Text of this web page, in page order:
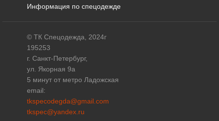
Информация по спецодежде
© ТК Спецодежда, 2024г
195253
г. Санкт-Петербург,
ул. Якорная 9а
5 минут от метро Ладожская
email:
tkspecodegda@gmail.com
tkspec@yandex.ru